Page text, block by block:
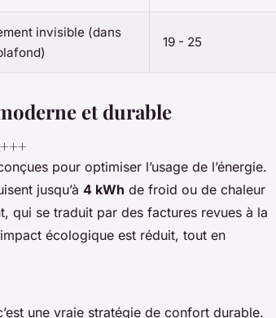
invisible (dans
19 - 25
et durable
pour optimiser l’usage de l’énergie.
jusqu’à 4 kWh de froid ou de chaleur
qui se traduit par des factures revues à la
écologique est réduit, tout en
une vraie stratégie de confort durable.